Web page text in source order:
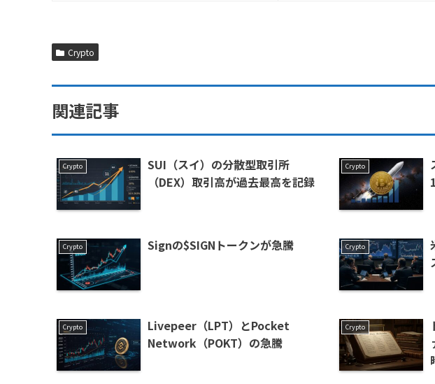
Crypto
関連記事
Crypto
SUI（スイ）の分散型取引所
（DEX）取引高が過去最高を記録
Crypto
Crypto Signの$SIGNトークンが急騰 Crypto
Crypto
Livepeer（LPT）とPocket
Network（POKT）の急騰
Crypto